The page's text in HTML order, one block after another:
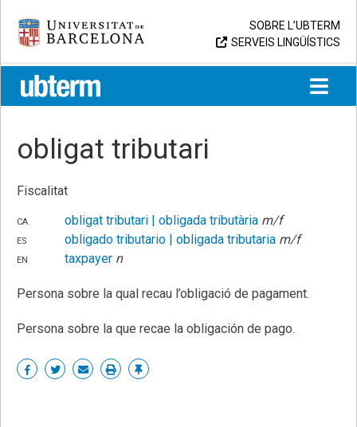
content
Universitat de Barcelona
SOBRE L’UBTERM
SERVEIS LINGÜÍSTICS
UB > UBTERM
obligat tributari
Fiscalitat
ca
obligat tributari | obligada tributària m/f
es
obligado tributario | obligada tributaria m/f
en
taxpayer n
Persona sobre la qual recau l’obligació de pagament.
Persona sobre la que recae la obligación de pago.
Share ShareSharePrint Enllaç